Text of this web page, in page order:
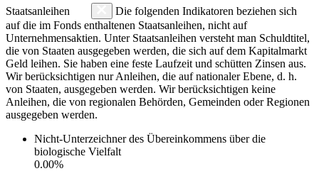
Staatsanleihen
Die folgenden Indikatoren beziehen sich
auf die im Fonds enthaltenen Staatsanleihen, nicht auf
Unternehmensaktien. Unter Staatsanleihen versteht man Schuldtitel,
die von Staaten ausgegeben werden, die sich auf dem Kapitalmarkt
Geld leihen. Sie haben eine feste Laufzeit und schütten Zinsen aus.
Wir berücksichtigen nur Anleihen, die auf nationaler Ebene, d. h.
von Staaten, ausgegeben werden. Wir berücksichtigen keine
Anleihen, die von regionalen Behörden, Gemeinden oder Regionen
ausgegeben werden.
Nicht-Unterzeichner des Übereinkommens über die
biologische Vielfalt
0.00%